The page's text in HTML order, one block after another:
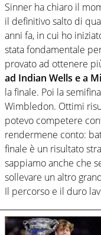
Sinner ha chiaro il
il definitivo salto di
anni fa, in cui ho
stata fondamentale
provato ad ottenere
ad Indian Wells e a
la finale. Poi la
Wimbledon. Ottimi
potevo competere
rendermene conto:
finale è un risultato
sappiamo anche che
sollevare un altro
Il percorso e il duro